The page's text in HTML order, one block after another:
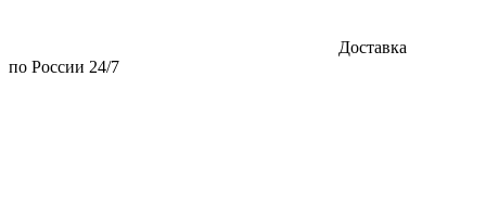
Доставка
по России 24/7